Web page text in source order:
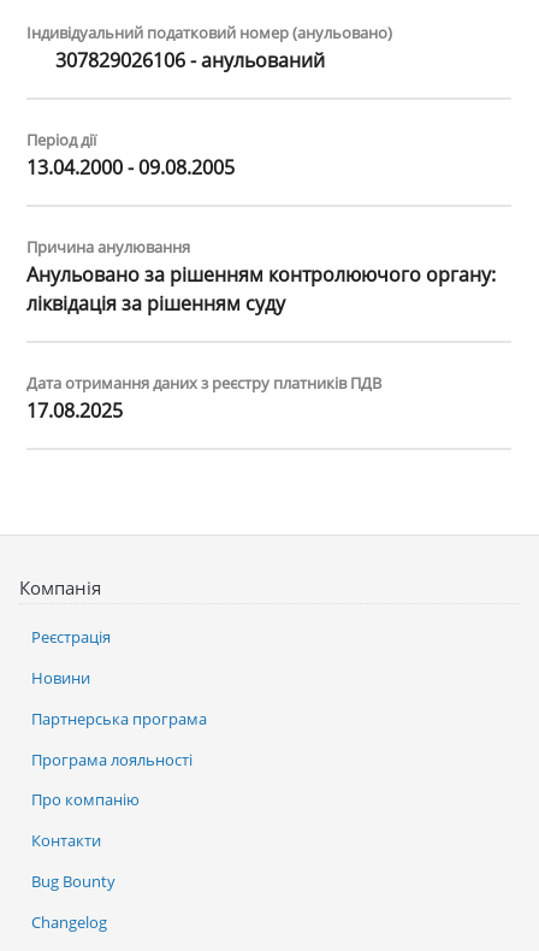
Індивідуальний податковий номер (анульовано)
307829026106 - анульований
Період дії
13.04.2000 - 09.08.2005
Причина анулювання
Анульовано за рiшенням контролюючого органу:
лiквiдацiя за рiшенням суду
Дата отримання даних з реєстру платників ПДВ
17.08.2025
Компанія
Реєстрація
Новини
Партнерська програма
Програма лояльності
Про компанію
Контакти
Bug Bounty
Changelog